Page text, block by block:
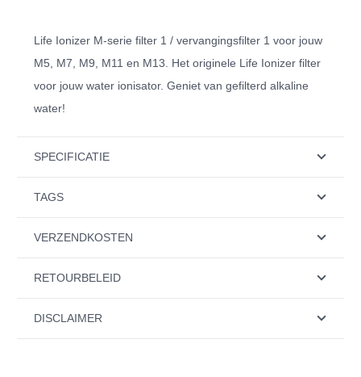
Life Ionizer M-serie filter 1 / vervangingsfilter 1 voor jouw
M5, M7, M9, M11 en M13. Het originele Life Ionizer filter
voor jouw water ionisator. Geniet van gefilterd alkaline
water!
SPECIFICATIE
TAGS
VERZENDKOSTEN
RETOURBELEID
DISCLAIMER